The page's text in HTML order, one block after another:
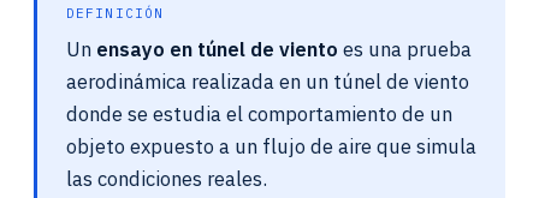
DEFINICIÓN
Un ensayo en túnel de viento es una prueba
aerodinámica realizada en un túnel de viento
donde se estudia el comportamiento de un
objeto expuesto a un flujo de aire que simula
las condiciones reales.